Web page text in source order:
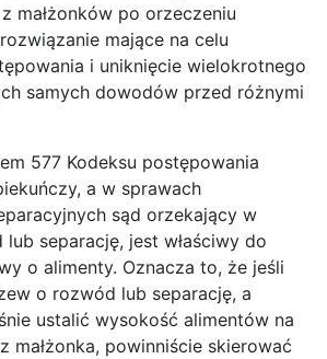
małżonków po orzeczeniu
mające na celu
i uniknięcie wielokrotnego
samych dowodów przed różnymi
577 Kodeksu postępowania
a w sprawach
sąd orzekający w
separację, jest właściwy do
o alimenty. Oznacza to, że jeśli
o rozwód lub separację, a
ustalić wysokość alimentów na
małżonka, powinniście skierować